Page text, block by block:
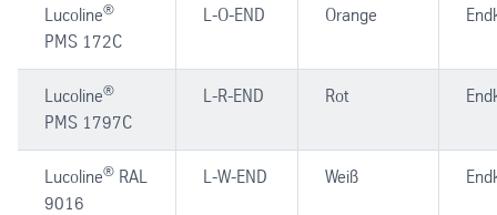
Lucoline®
PMS 172C
L-O-END Orange
Lucoline®
PMS 1797C
L-R-END Rot
Lucoline® RAL
9016
L-W-END Weiß